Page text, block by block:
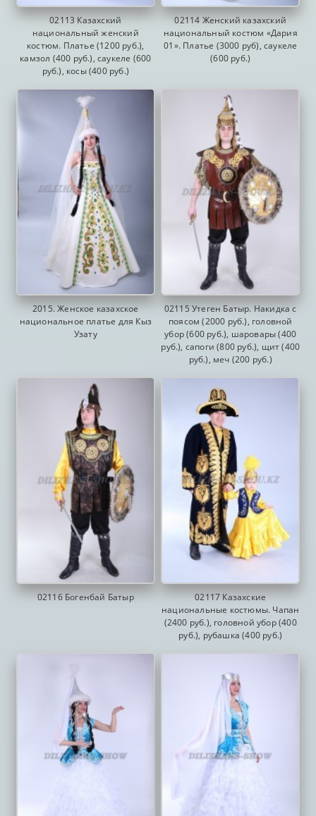
02113 Казахский
национальный женский
костюм. Платье (1200 руб.),
камзол (400 руб.), саукеле (600
руб.), косы (400 руб.)
02114 Женский казахский
национальный костюм «Дария
01». Платье (3000 руб), саукеле
(600 руб.)
2015. Женское казахское
национальное платье для Кыз
Узату
02115 Утеген Батыр. Накидка с
поясом (2000 руб.), головной
убор (600 руб.), шаровары (400
руб.), сапоги (800 руб.), щит (400
руб.), меч (200 руб.)
02116 Богенбай Батыр
02117 Казахские
национальные костюмы. Чапан
(2400 руб.), головной убор (400
руб.), рубашка (400 руб.)